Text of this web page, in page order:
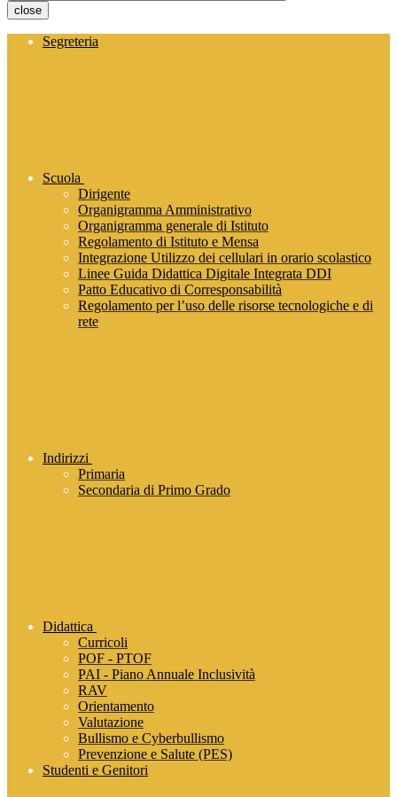
close
Segreteria
Scuola
Dirigente
Organigramma Amministrativo
Organigramma generale di Istituto
Regolamento di Istituto e Mensa
Integrazione Utilizzo dei cellulari in orario scolastico
Linee Guida Didattica Digitale Integrata DDI
Patto Educativo di Corresponsabilità
Regolamento per l’uso delle risorse tecnologiche e di
rete
Indirizzi
Primaria
Secondaria di Primo Grado
Didattica
Curricoli
POF - PTOF
PAI - Piano Annuale Inclusività
RAV
Orientamento
Valutazione
Bullismo e Cyberbullismo
Prevenzione e Salute (PES)
Studenti e Genitori